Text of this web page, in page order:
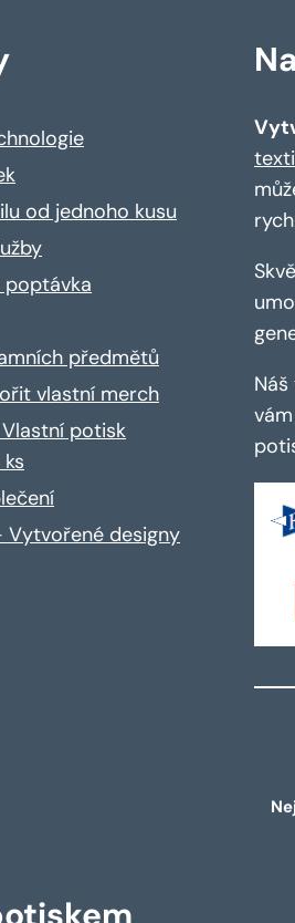
od jednoho kusu
poptávka
předmětů
vlastní merch
Vlastní potisk
Vytvořené designy